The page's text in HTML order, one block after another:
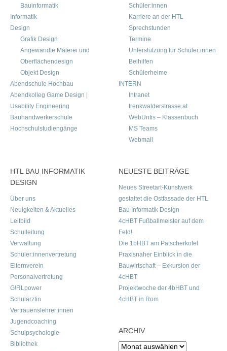
Bauinformatik
Informatik
Design
Grafik Design
Angewandte Malerei und
Oberflächendesign
Objekt Design
Abendschule Hochbau
Abendkolleg Game Design |
Usability Engineering
Bauhandwerkerschule
Hochschulstudiengänge
Schüler:innen
Karriere an der HTL
Sprechstunden
Termine
Unterstützung für Schüler:innen
Beihilfen
Schülerheime
INTERN
Intranet
trenkwalderstrasse.at
WebUntis – Klassenbuch
MS Teams
Webmail
HTL BAU INFORMATIK
DESIGN
Über uns
Neuigkeiten & Aktuelles
Leitbild
Schulleitung
Verwaltung
Schüler:innenvertretung
Elternverein
Personalvertretung
G!RLpower
Schulärztin
Vertrauenslehrer:innen
Jugendcoaching
Schulpsychologie
Bibliothek
NEUESTE BEITRÄGE
Neues Streetart-Kunstwerk
gestaltet die Ostfassade der HTL
Bau Informatik Design
4cHBT Fußballmeister auf dem
Feld!
Die 1bHBT am Patscherkofel
Praxisnaher Einblick in die
Bauwirtschaft – Exkursion der
4cHBT
Projektwoche der 4bHBT und
4cHBT in Rom
ARCHIV
Archiv